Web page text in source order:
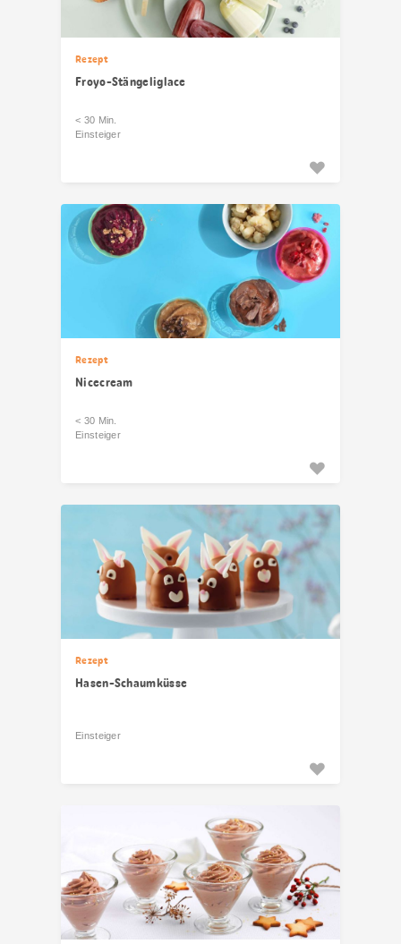
Rezept
Froyo-Stängeliglace
< 30 Min.
Einsteiger
Rezept
Nicecream
< 30 Min.
Einsteiger
Rezept
Hasen-Schaumküsse
Einsteiger